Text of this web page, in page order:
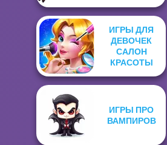
ИГРЫ ДЛЯ
ДЕВОЧЕК
САЛОН
КРАСОТЫ
ИГРЫ ПРО
ВАМПИРОВ